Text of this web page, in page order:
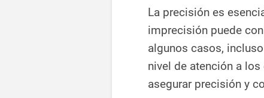
La precisión es
imprecisión puede
algunos casos,
nivel de atención a
asegurar precisión y